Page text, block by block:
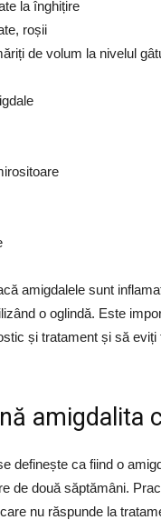
la înghițire
roșii
de volum la nivelul
amigdalele sunt
o oglindă. Este
și tratament și să eviți
amigdalita
definește ca fiind o
de două săptămâni.
nu răspunde la